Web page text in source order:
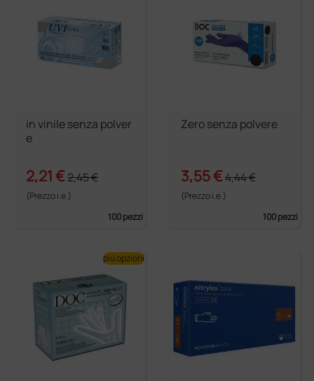
in vinile senza polver
e
2,21 €2,45 €
(Prezzo i.e.)
100 pezzi
Zero senza polvere
3,55 €4,44 €
(Prezzo i.e.)
100 pezzi
più opzioni